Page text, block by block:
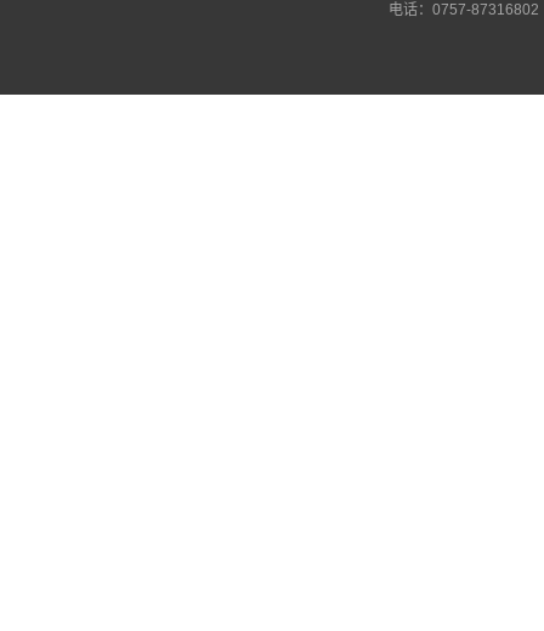
电话：0757-